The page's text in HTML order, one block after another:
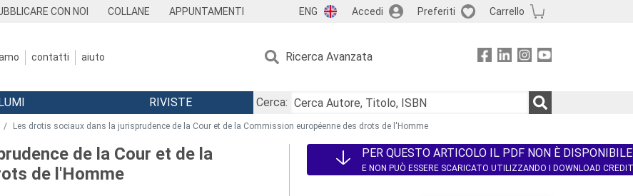
CON NOI COLLANE APPUNTAMENTI ENG Accedi Preferiti Carrello
contatti aiuto Ricerca Avanzata
RIVISTE
Cerca:
Les drotis sociaux dans la jurisprudence de la Cour et de la Commission européenne des drots de l'Homme
de la Cour et de la
de l'Homme
PER QUESTO ARTICOLO IL PDF NON È DISPONIBILE
E NON PUÒ ESSERE SCARICATO UTILIZZANDO I DOWNLOAD CREDIT